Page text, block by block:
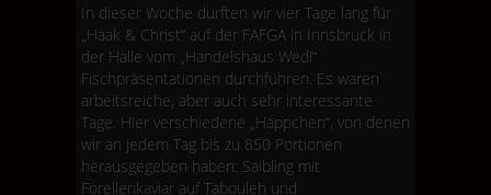
In dieser Woche durften wir vier Tage lang für
„Haak & Christ“ auf der FAFGA in Innsbruck in
der Halle vom „Handelshaus Wedl“
Fischpräsentationen durchführen. Es waren
arbeitsreiche, aber auch sehr interessante
Tage. Hier verschiedene „Häppchen“, von denen
wir an jedem Tag bis zu 850 Portionen
herausgegeben haben: Saibling mit
Forellenkaviar auf Tabouleh und